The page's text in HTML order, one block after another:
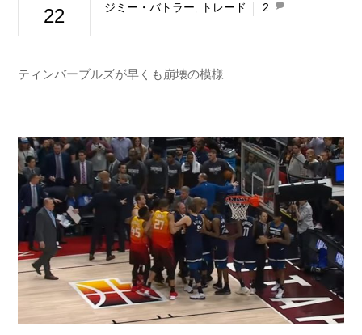
22 ジミー・バトラー トレード 2
ティンバーブルズが早くも崩壊の模様